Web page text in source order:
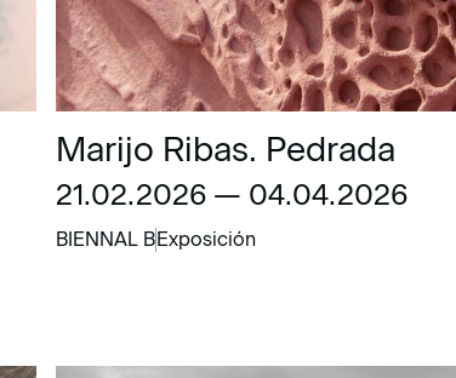
Marijo Ribas. Pedrada
21.02.2026 — 04.04.2026
BIENNAL BExposición